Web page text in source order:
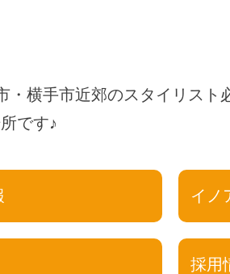
・横手市近郊のスタイリスト
です♪
イノ
採用